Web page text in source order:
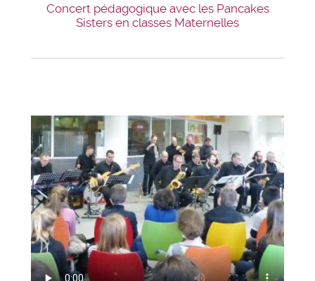
Concert pédagogique avec les Pancakes
Sisters en classes Maternelles